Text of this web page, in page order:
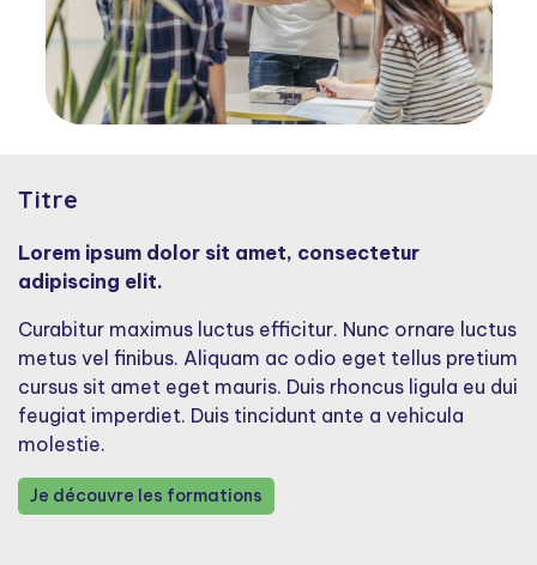
Titre
Lorem ipsum dolor sit amet, consectetur
adipiscing elit.
Curabitur maximus luctus efficitur. Nunc ornare luctus
metus vel finibus. Aliquam ac odio eget tellus pretium
cursus sit amet eget mauris. Duis rhoncus ligula eu dui
feugiat imperdiet. Duis tincidunt ante a vehicula
molestie.
Je découvre les formations